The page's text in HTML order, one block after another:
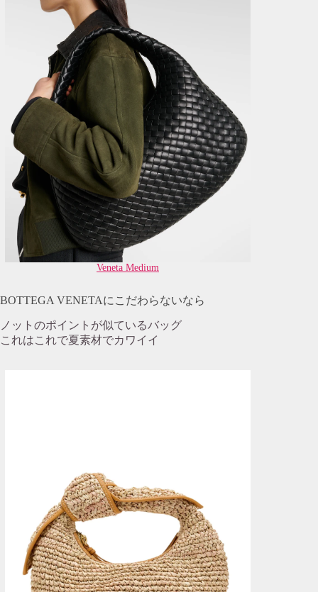
Veneta Medium
BOTTEGA VENETAにこだわらないなら
ノットのポイントが似ているバッグ
これはこれで夏素材でカワイイ